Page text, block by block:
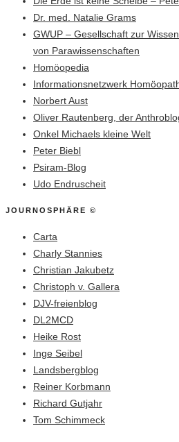
Dr. med. Natalie Grams
GWUP – Gesellschaft zur
von Parawissenschaften
Homöopedia
Informationsnetzwerk
Norbert Aust
Oliver Rautenberg, der
Onkel Michaels kleine Welt
Peter Biebl
Psiram-Blog
Udo Endruscheit
JOURNOSPHÄRE ©
Carta
Charly Stannies
Christian Jakubetz
Christoph v. Gallera
DJV-freienblog
DL2MCD
Heike Rost
Inge Seibel
Landsbergblog
Reiner Korbmann
Richard Gutjahr
Tom Schimmeck